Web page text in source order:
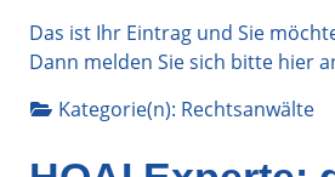
Das ist Ihr Eintrag und Sie
Dann melden Sie sich bitte hier
Kategorie(n): Rechtsanwälte